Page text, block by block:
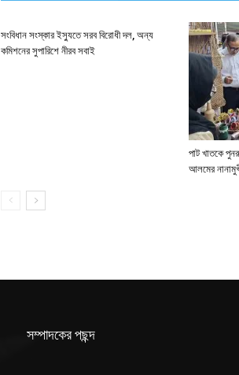
সংবিধান সংস্কার ইস্যুতে সরব বিরোধী দল, অন্য
কমিশনের সুপারিশে নীরব সবাই
পাট খাতকে
আলমের
সম্পাদকের পছন্দ